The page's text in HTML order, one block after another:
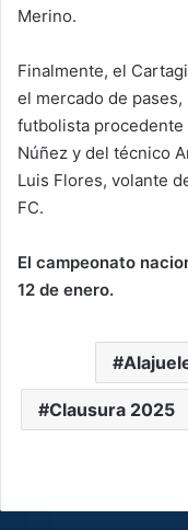
Merino.
Finalmente, el
el mercado de
futbolista procedente
Núñez y del técnico
Luis Flores, volante
FC.
El campeonato
12 de enero.
Clausura 2025